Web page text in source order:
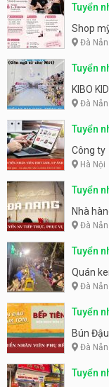
Tuyển
Shop
Đà
Tuyển
KIBO
Đà
Tuyển
Công ty
Hà Nội
Tuyển
Nhà
Đà
Tuyển
Quán
Đà
Tuyển
Tiên
Bún
Đà
Tuyển